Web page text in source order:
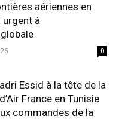
aériennes en
urgent à
0
Essid à la tête de la
France en Tunisie
commandes de la